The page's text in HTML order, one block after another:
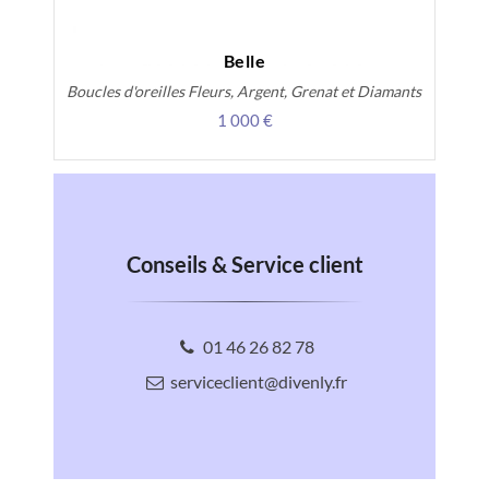
Belle
Boucles d'oreilles Fleurs, Argent, Grenat et Diamants
1 000 €
Conseils & Service client
01 46 26 82 78
serviceclient@divenly.fr